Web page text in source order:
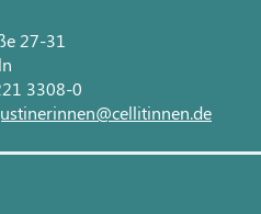
27-31
3308-0